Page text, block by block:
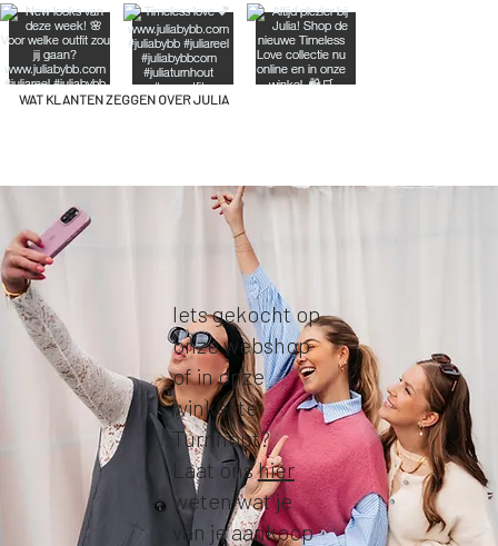
WAT KLANTEN ZEGGEN OVER JULIA
Iets gekocht op
onze webshop
of in onze
winkel te
Turnhout?
Laat onshier
weten wat je
van je aankoop